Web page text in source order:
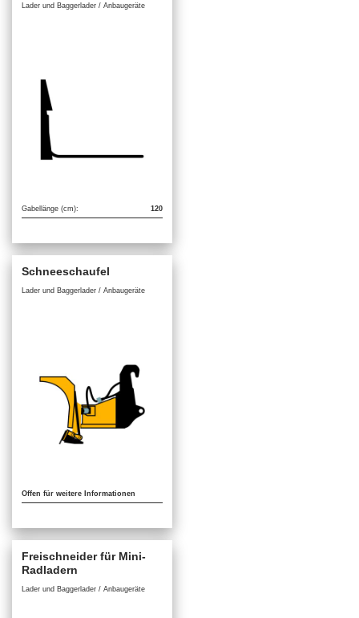
Lader und Baggerlader / Anbaugeräte
Gabellänge (cm): 120
Schneeschaufel
Lader und Baggerlader / Anbaugeräte
Offen für weitere Informationen
Freischneider für Mini-
Radladern
Lader und Baggerlader / Anbaugeräte